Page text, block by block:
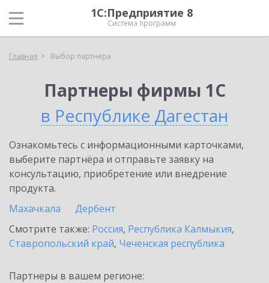
1С:Предприятие 8
Система программ
Главная Выбор партнёра
Партнеры фирмы 1С
в Республике Дагестан
Ознакомьтесь с информационными карточками,
выберите партнёра и отправьте заявку на
консультацию, приобретение или внедрение
продукта.
Махачкала
Дербент
Смотрите также: Россия, Республика Калмыкия,
Ставропольский край, Чеченская республика
Партнеры в вашем регионе: